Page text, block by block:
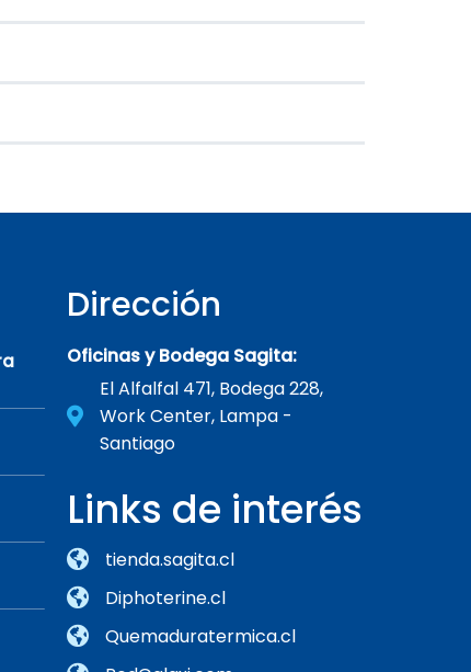
Dirección
Oficinas y Bodega Sagita:
El Alfalfal 471, Bodega 228,
Work Center, Lampa -
Santiago
Links de interés
tienda.sagita.cl
Diphoterine.cl
Quemaduratermica.cl